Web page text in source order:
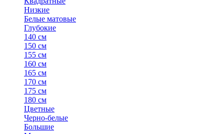
Низкие
Белые матовые
Глубокие
140 см
150 см
155 см
160 см
165 см
170 см
175 см
180 см
Цветные
Черно-белые
Большие